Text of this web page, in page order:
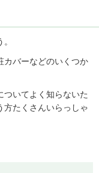
カバーなどのいくつか
いてよく知らないた
方たくさんいらっしゃ